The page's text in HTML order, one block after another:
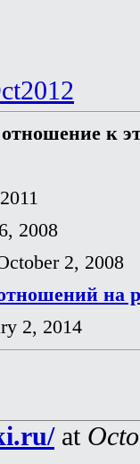
к
2008
2, 2008
на
2, 2014
at